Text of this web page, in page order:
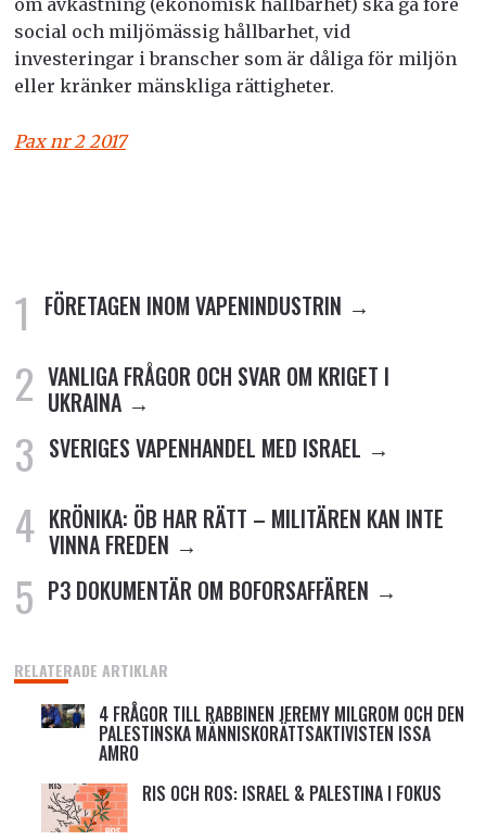
om avkastning (ekonomisk hållbarhet) ska gå före
social och miljömässig hållbarhet, vid
investeringar i branscher som är dåliga för miljön
eller kränker mänskliga rättigheter.
Pax nr 2 2017
FÖRETAGEN INOM VAPENINDUSTRIN
VANLIGA FRÅGOR OCH SVAR OM KRIGET I
UKRAINA
SVERIGES VAPENHANDEL MED ISRAEL
KRÖNIKA: ÖB HAR RÄTT – MILITÄREN KAN INTE
VINNA FREDEN
P3 DOKUMENTÄR OM BOFORSAFFÄREN
RELATERADE ARTIKLAR
4 FRÅGOR TILL RABBINEN JEREMY MILGROM OCH DEN
PALESTINSKA MÄNNISKORÄTTSAKTIVISTEN ISSA
AMRO
RIS OCH ROS: ISRAEL & PALESTINA I FOKUS